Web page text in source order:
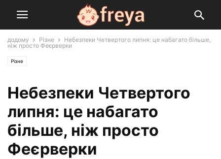
додому Різне
Небезпеки Четвертого липня: це набагато більше,
ніж просто Феєрверки
Різне
Небезпеки Четвертого
липня: це набагато
більше, ніж просто
Феєрверки